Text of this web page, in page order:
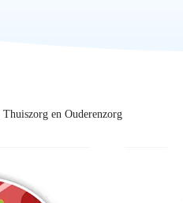
Thuiszorg en Ouderenzorg